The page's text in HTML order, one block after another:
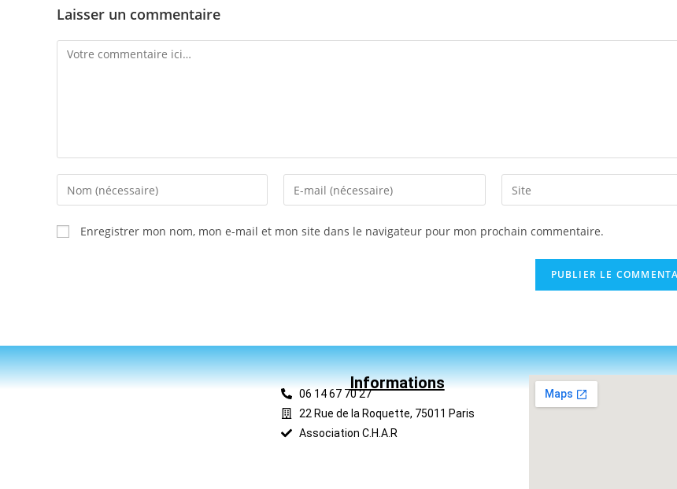
Laisser un commentaire
Enregistrer mon nom, mon e-mail et mon site dans le navigateur pour mon prochain commentaire.
Informations
06 14 67 70 27
22 Rue de la Roquette, 75011 Paris
Association C.H.A.R